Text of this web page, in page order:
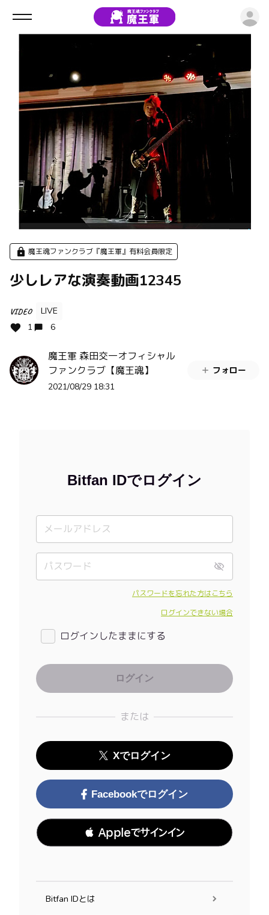
魔王魂ファンクラブ『魔王軍』有料会員限定
少しレアな演奏動画12345
VIDEO
LIVE
1
6
魔王軍 森田交一オフィシャル
ファンクラブ【魔王魂】
2021/08/29 18:31
フォロー
Bitfan IDでログイン
パスワードを忘れた方はこちら
ログインできない場合
ログインしたままにする
または
Xでログイン
Facebookでログイン
 Appleでサインイン
Bitfan IDとは